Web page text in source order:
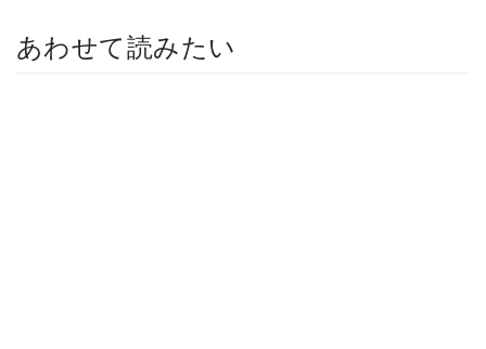
あわせて読みたい